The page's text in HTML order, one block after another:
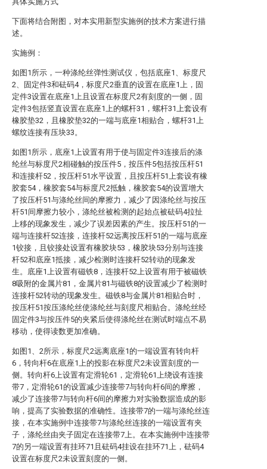
下面将结合附图，对本实用新型实施例的技术方案进行描
述。
实施例：
如图1所示，一种涤纶丝弹性测试仪，包括底座1、标度尺
2、固定件3和砝码4，标度尺2垂直的设置在底座1上，固
定件3设置在底座1上且设置在标度尺2有刻度的一侧，固
定件3包括竖直设置在底座1上的螺杆31，螺杆31上套设有
橡胶垫32，且橡胶垫32的一端与底座1相贴合，螺杆31上
螺纹连接有压块33。
如图1所示，底座1上设置有用于使与固定件3连接后的涤
纶丝与标度尺2相碰触的按压件5，按压件5包括按压杆51
和连接杆52，按压杆51水平设置，且按压杆51上套设有橡
胶套54，橡胶套54与标度尺2抵触，橡胶套54的设置增大
了按压杆51与涤纶丝间的摩擦力，减少了因涤纶丝与按压
杆51间摩擦力较小，涤纶丝被检测的起始点被砝码4拉扯
上移的现象发生，减少了误差因素的产生。按压杆51的一
端与连接杆52连接，连接杆52远离按压杆51的一端与底座
1铰接，且铰接处设置有橡胶块53，橡胶块53分别与连接
杆52和底座1抵接，减少检测时连接杆52转动的现象发
生。底座1上设置有磁铁8，连接杆52上设置有用于被磁铁
8吸附的金属片81，金属片81与磁铁8的设置减少了检测时
连接杆52转动的现象发生。磁铁8与金属片81相贴合时，
按压杆51按压涤纶丝使涤纶丝与刻度尺相贴合。涤纶丝经
固定件3与按压件5的夹紧后使得涤纶丝在测试时端点不易
移动，使得读数更加准确。
如图1、2所示，标度尺2远离底座1的一端设置有转向杆
6，转向杆6在底座1上的投影在标度尺2未设置刻度的一
侧。转向杆6上设置有定滑轮61，定滑轮61上绕设有连接
带7，定滑轮61的设置减少连接带7与转向杆6间的摩擦，
减少了连接带7与转向杆6间的摩擦力对实验数据造成的影
响，提高了实验数据的准确性。连接带7的一端与涤纶丝连
接，在本实施例中连接带7与涤纶丝连接的一端设置有夹
子，涤纶丝由夹子固定在连接带7上。在本实施例中连接带
7的另一端设置有挂环71且砝码4挂设在挂环71上，砝码4
设置在标度尺2未设置刻度的一侧。